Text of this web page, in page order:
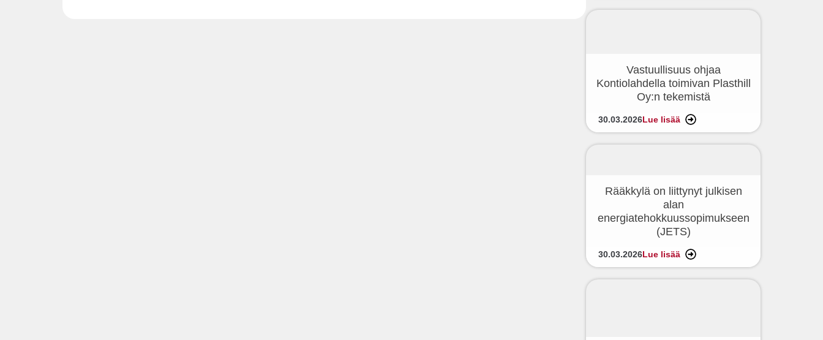
Vastuullisuus ohjaa
Kontiolahdella toimivan Plasthill
Oy:n tekemistä
30.03.2026Lue lisää
Rääkkylä on liittynyt julkisen
alan
energiatehokkuussopimukseen
(JETS)
30.03.2026Lue lisää